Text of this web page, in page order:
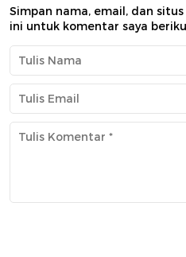
Simpan nama, email, dan
ini untuk komentar saya